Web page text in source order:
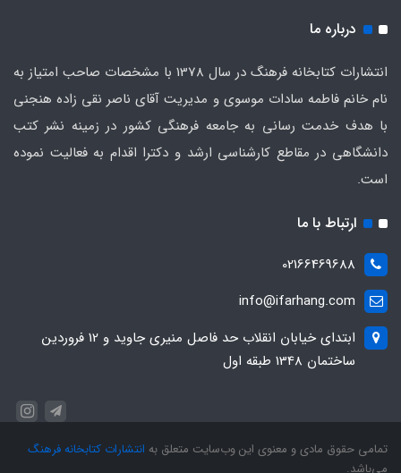
درباره ما
انتشارات کتابخانه فرهنگ در سال 1378 با مشخصات صاحب امتیاز به
نام خانم فاطمه سادات موسوی و مدیریت آقای ناصر نقی زاده هنجنی
با هدف خدمت رسانی به جامعه فرهنگی کشور در زمینه نشر کتب
دانشگاهی در مقاطع کارشناسی ارشد و دکترا اقدام به فعالیت نموده
است.
ارتباط با ما
02166469688
info@ifarhang.com
ابتداي خيابان انقلاب حد فاصل منيري جاويد و 12 فروردين
ساختمان 1348 طبقه اول
تمامی حقوق مادی و معنوی این وب‌سایت متعلق به انتشارات کتابخانه فرهنگ